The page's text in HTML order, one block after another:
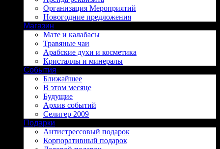
Организация Мероприятий
Новогодние предложения
Магазин
Мате и калабасы
Травяные чаи
Арабские духи и косметика
Кристаллы и минералы
События
Ближайшее
В этом месяце
Будущие
Архив событий
Селигер 2009
Подарки
Антистрессовый подарок
Корпоративный подарок